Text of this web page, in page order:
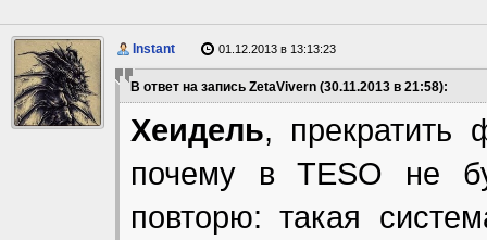
Instant 01.12.2013 в 13:13:23
В ответ на запись ZetaVivern (30.11.2013 в 21:58):
Хеидель, прекратить
почему в TESO не
повторю: такая